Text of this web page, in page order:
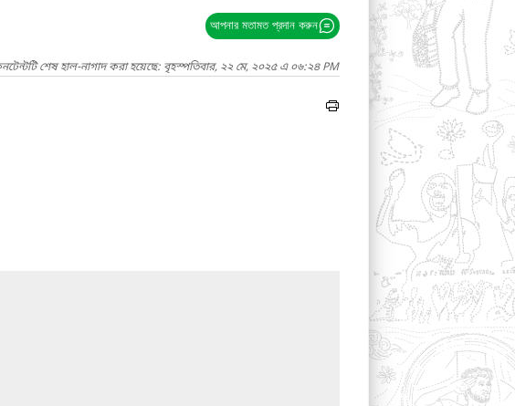
আপনার মতামত প্রদান করুন
শেষ হাল-নাগাদ করা হয়েছে: বৃহস্পতিবার, ২২ মে, ২০২৫ এ ০৬:২৪ PM